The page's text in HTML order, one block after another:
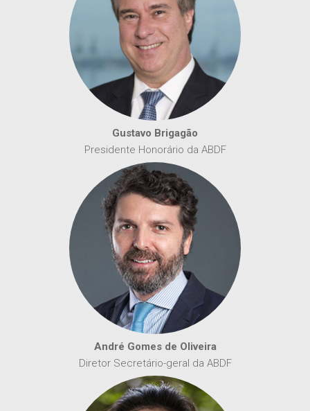
Gustavo Brigagão
Presidente Honorário da ABDF
André Gomes de Oliveira
Diretor Secretário-geral da ABDF